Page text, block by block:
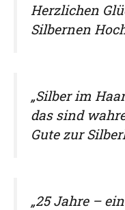
Herzlichen
Silbernen
„Silber im
das sind
Gute zur
„25 Jahre –